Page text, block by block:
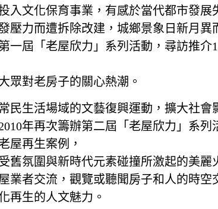
入文化保育事業，有感於當代都市發展
壓力而遭拆除改建，城鄉景象日新月異
一屆「老屋欣力」系列活動，尋訪推介
眾對老房子的關心熱潮。
民生活場域的文藝復興運動，擴大社會
年再次籌辦第二屆「老屋欣力」系列
屋再生案例，
舊氛圍與新時代元素碰撞所激起的美麗
業者交流，觀覽或聽聞房子和人的時空
再生的人文魅力。